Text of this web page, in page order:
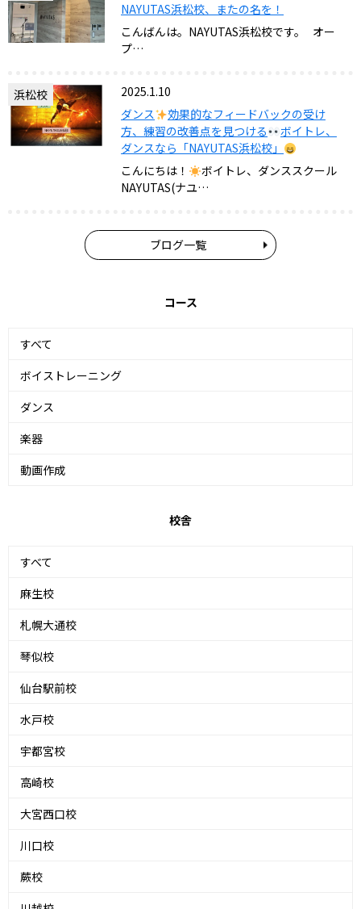
NAYUTAS浜松校、またの名を！
こんばんは。NAYUTAS浜松校です。 オー
プ…
浜松校
2025.1.10
ダンス
効果的なフィードバックの受け
方、練習の改善点を見つける
ボイトレ、
ダンスなら「NAYUTAS浜松校」
こんにちは！
ボイトレ、ダンススクール
NAYUTAS(ナユ…
ブログ一覧
コース
すべて
ボイストレーニング
ダンス
楽器
動画作成
校舎
すべて
麻生校
札幌大通校
琴似校
仙台駅前校
水戸校
宇都宮校
高崎校
大宮西口校
川口校
蕨校